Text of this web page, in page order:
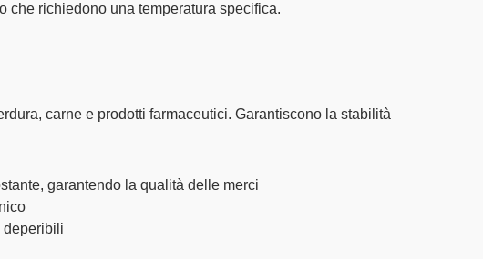
che richiedono una temperatura specifica.
, carne e prodotti farmaceutici. Garantiscono la stabilità
garantendo la qualità delle merci
deperibili